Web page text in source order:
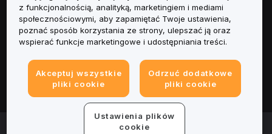
Obsługa Klienta
Informacje prawne
© 2025-2026 Bybit.eu. All rights reserved.
z funkcjonalnością, analityką, marketingiem i mediami
społecznościowymi, aby zapamiętać Twoje ustawienia,
poznać sposób korzystania ze strony, ulepszać ją oraz
wspierać funkcje marketingowe i udostępniania treści.
Akceptuj wszystkie
pliki cookie
Odrzuć dodatkowe
pliki cookie
Ustawienia plików
cookie